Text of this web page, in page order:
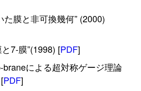
膜と非可換幾何” (2000)
7-膜”(1998) [PDF]
による超対称ゲージ理論
PDF]